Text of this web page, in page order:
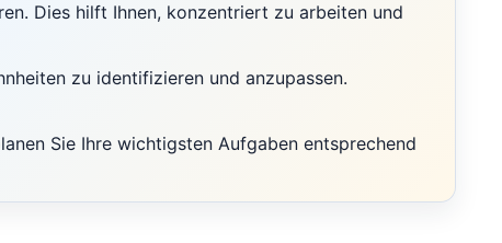
Dies hilft Ihnen, konzentriert zu arbeiten und
zu identifizieren und anzupassen.
Sie Ihre wichtigsten Aufgaben entsprechend